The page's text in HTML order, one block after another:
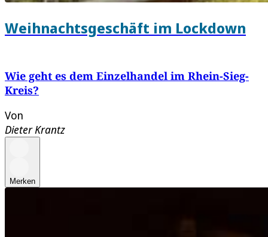
Weihnachtsgeschäft im Lockdown
Wie geht es dem Einzelhandel im Rhein-Sieg-
Kreis?
Von
Dieter Krantz
Merken